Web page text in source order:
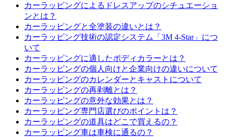
カーラッピングによるドレスアップのシチュエーショ
ンとは？
カーラッピングと全塗装の違いとは？
カーラッピング技術の認定システム「3M 4-Star」につ
いて
カーラッピングに適したボディカラーとは？
カーラッピングの個人向けと企業向けの違いについて
カーラッピングのカレンダーとキャストについて
カーラッピングの再剥離とは？
カーラッピングの意外な効果とは？
カーラッピング専門店選びのポイントは？
カーラッピングの道具はどこで買えるの？
カーラッピング車は車検に通るの？